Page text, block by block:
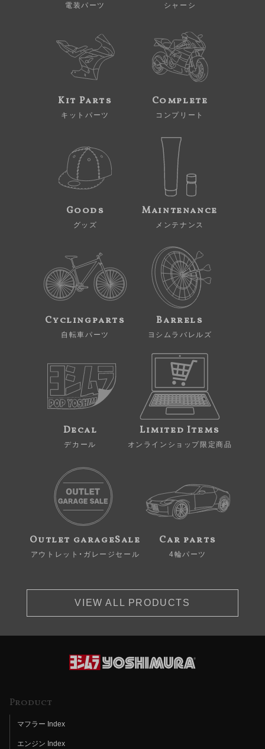
電装パーツ シャーシ
Kit Parts
キットパーツ
Complete
コンプリート
Goods
グッズ
Maintenance
メンテナンス
Cyclingparts
自転車パーツ
Barrels
ヨシムラバレルズ
Decal
デカール
Limited Items
オンラインショップ限定商品
Outlet garageSale
アウトレット・ガレージセール
Car parts
4輪パーツ
VIEW ALL PRODUCTS
Product
マフラー Index
エンジン Index